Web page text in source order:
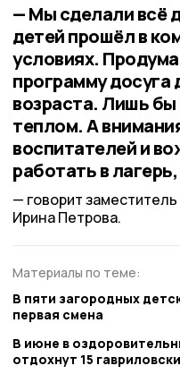
— Мы сделали всё
детей прошёл в
условиях.
программу досуга
возраста. Лишь
теплом. А
воспитателей и
работать в
говорит
Ирина Петрова.
Материалы по теме:
В пяти загородных
первая смена
В июне в
отдохнут 15